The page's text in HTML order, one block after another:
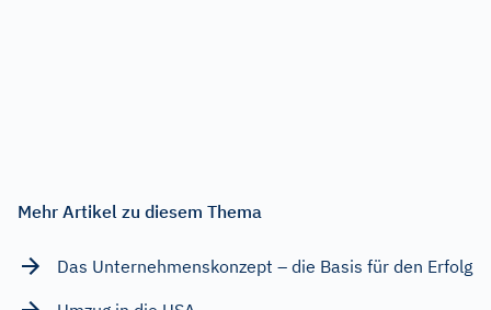
Mehr Artikel zu diesem Thema
Das Unternehmenskonzept – die Basis für den Erfolg